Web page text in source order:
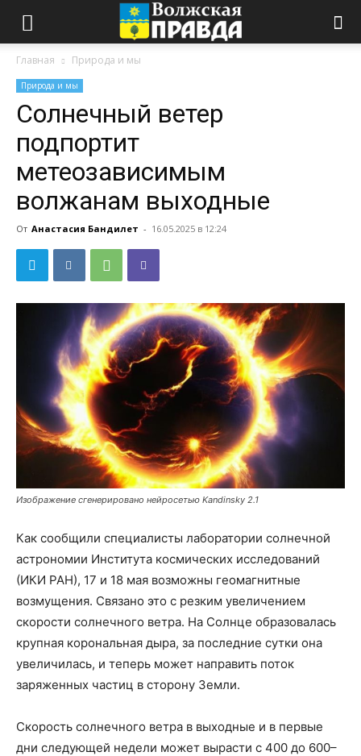
Главная Природа и мы
Природа и мы
Солнечный ветер
подпортит
метеозависимым
волжанам выходные
От Анастасия Бандилет - 16.05.2025 в 12:24
Изображение сгенерировано нейросетью Kandinsky 2.1
Как сообщили специалисты лаборатории солнечной
астрономии Института космических исследований
(ИКИ РАН), 17 и 18 мая возможны геомагнитные
возмущения. Связано это с резким увеличением
скорости солнечного ветра. На Солнце образовалась
крупная корональная дыра, за последние сутки она
увеличилась, и теперь может направить поток
заряженных частиц в сторону Земли.
Скорость солнечного ветра в выходные и в первые
дни следующей недели может вырасти с 400 до 600–